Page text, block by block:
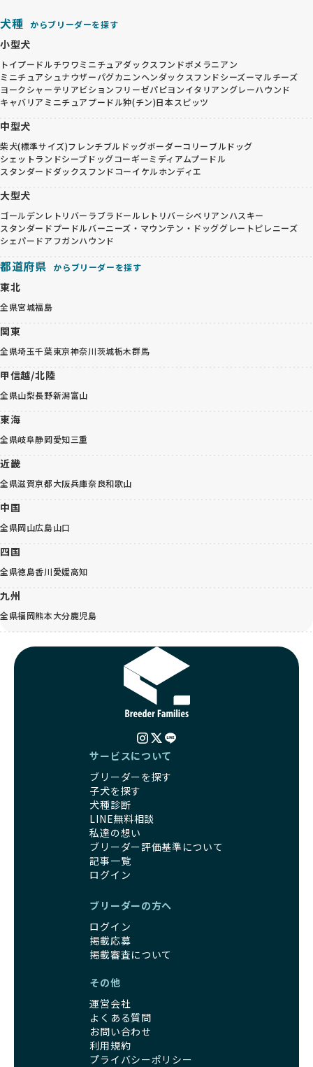
犬種 からブリーダーを探す
小型犬
トイプードルチワワミニチュアダックスフンドポメラニアン
ミニチュアシュナウザーパグカニンヘンダックスフンドシーズーマルチーズ
ヨークシャーテリアビションフリーゼパピヨンイタリアングレーハウンド
キャバリア ミニチュアプードル狆(チン)日本スピッツ
中型犬
柴犬(標準サイズ)フレンチブルドッグボーダーコリーブルドッグ
シェットランドシープドッグコーギーミディアムプードル
スタンダードダックスフンドコーイケルホンディエ
大型犬
ゴールデンレトリバー ラブラドールレトリバーシベリアンハスキー
スタンダードプードルバーニーズ・マウンテン・ドッググレートピレニーズ
シェパードアフガンハウンド
都道府県 からブリーダーを探す
東北
全県宮城福島
関東
全県埼玉千葉東京神奈川茨城栃木群馬
甲信越/北陸
全県山梨長野新潟富山
東海
全県岐阜静岡愛知三重
近畿
全県滋賀京都大阪兵庫奈良和歌山
中国
全県岡山広島山口
四国
全県徳島香川愛媛高知
九州
全県福岡熊本大分鹿児島
サービスについて
ブリーダーを探す
子犬を探す
犬種診断
LINE無料相談
私達の想い
ブリーダー評価基準について
記事一覧
ログイン
ブリーダーの方へ
ログイン
掲載応募
掲載審査について
その他
運営会社
よくある質問
お問い合わせ
利用規約
プライバシーポリシー